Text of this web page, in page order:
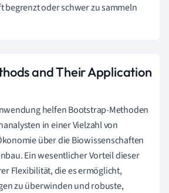
begrenzt oder schwer zu sammeln
and Their Application
helfen Bootstrap-Methoden
in einer Vielzahl von
über die Biowissenschaften
Ein wesentlicher Vorteil dieser
Flexibilität, die es ermöglicht,
zu überwinden und robuste,